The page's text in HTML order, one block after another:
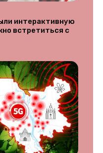
интерактивную
встретиться с